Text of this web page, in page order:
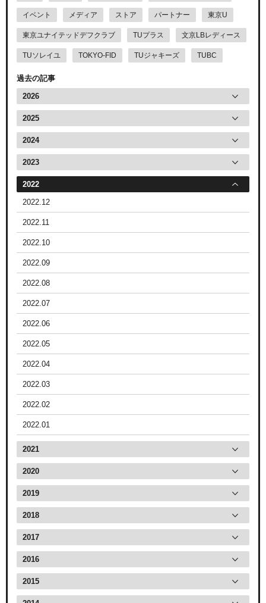
イベント メディア ストア パートナー 東京U
東京ユナイテッドデフクラブ TUプラス 文京LBレディース
TUソレイユ TOKYO-FID TUジャキーズ TUBC
過去の記事
2026
2025
2024
2023
2022
2022.12
2022.11
2022.10
2022.09
2022.08
2022.07
2022.06
2022.05
2022.04
2022.03
2022.02
2022.01
2021
2020
2019
2018
2017
2016
2015